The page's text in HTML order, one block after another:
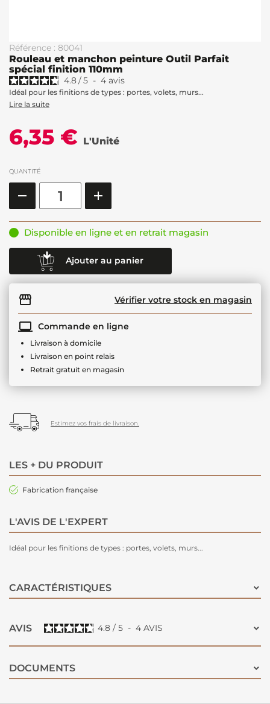
Référence : 80041
Rouleau et manchon peinture Outil Parfait
spécial finition 110mm
4.8/5 - 4 avis
Idéal pour les finitions de types : portes, volets, murs...
Lire la suite
6,35 € L'Unité
QUANTITÉ
Disponible en ligne et en retrait magasin
Ajouter au panier
Vérifier votre stock en magasin
Commande en ligne
Livraison à domicile
Livraison en point relais
Retrait gratuit en magasin
Estimez vos frais de livraison.
LES + DU PRODUIT
Fabrication française
L'AVIS DE L'EXPERT
Idéal pour les finitions de types : portes, volets, murs...
CARACTÉRISTIQUES
AVIS 4.8 / 5 - 4 AVIS
DOCUMENTS